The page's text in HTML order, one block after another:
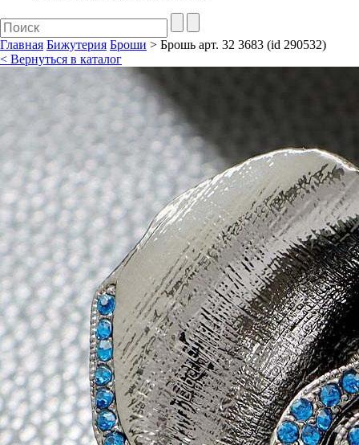
Главная Бижутерия Броши > Брошь арт. 32 3683 (id 290532)
< Вернуться в каталог